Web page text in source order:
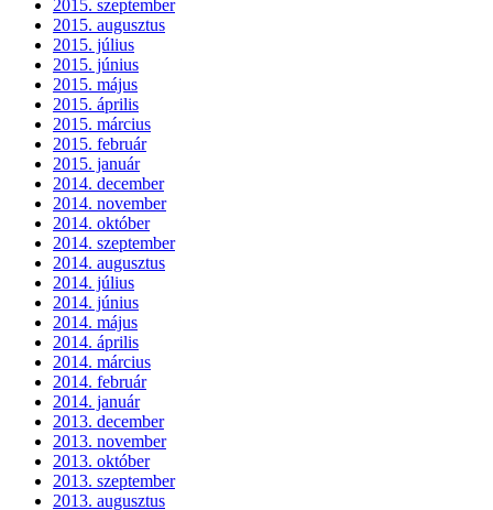
2015. szeptember
2015. augusztus
2015. július
2015. június
2015. május
2015. április
2015. március
2015. február
2015. január
2014. december
2014. november
2014. október
2014. szeptember
2014. augusztus
2014. július
2014. június
2014. május
2014. április
2014. március
2014. február
2014. január
2013. december
2013. november
2013. október
2013. szeptember
2013. augusztus